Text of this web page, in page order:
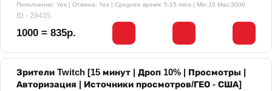
Пополнение: Yes | Отмена: Yes | Среднее время: 5-15 mins | Min:10 Max:3000
ID - 29435
1000 = 835р.
Зрители Twitch [15 минут | Дроп 10% | Просмотры |
Авторизация | Источники просмотров/ГЕО - США]